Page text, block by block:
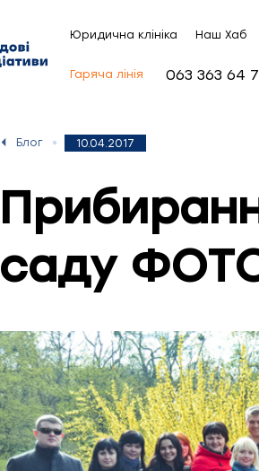
Юридична клініка Наш Хаб
Гаряча лінія 063 363 64
Блог 10.04.2017
саду